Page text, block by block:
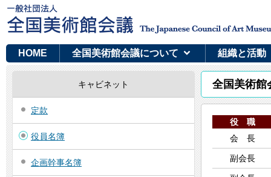
HOME 全国美術館会議について 組織と活動
キャビネット
定款
役員名簿
企画幹事名簿
全国美術館
役 職
会 長
副会長